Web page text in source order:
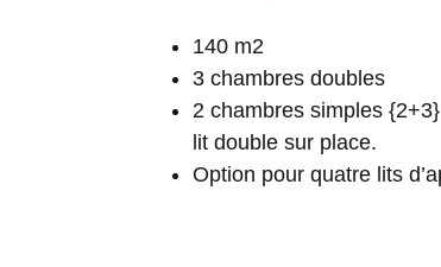
140 m2
3 chambres doubles
2 chambres simples
lit double sur place.
Option pour quatre lits